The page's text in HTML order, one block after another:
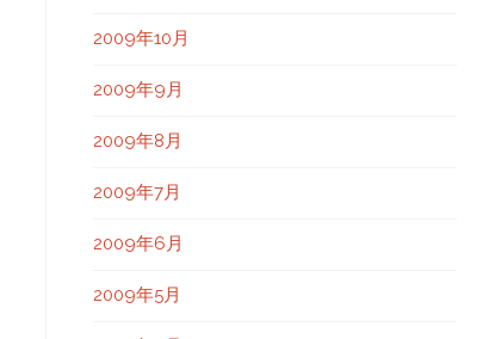
2009年10月
2009年9月
2009年8月
2009年7月
2009年6月
2009年5月